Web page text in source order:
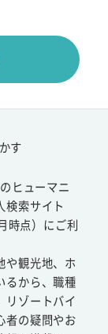
す
ヒューマニ
検索サイト
時点）にご利
や観光地、ホ
るから、職種
リゾートバイ
者の疑問やお